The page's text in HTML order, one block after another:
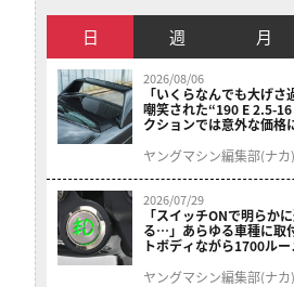
日 週 月
2026/08/06
「いくらなんでも大げ
嘲笑された“190 E 2.5-
クションでは意外な価格
ヤングマシン編集部(ナカ)
2026/07/29
「スイッチONで明らか
る…」あらゆる車種に取
トボディながら1700ル
ニット プレシャスレイ ス
ヤングマシン編集部(ナカ)